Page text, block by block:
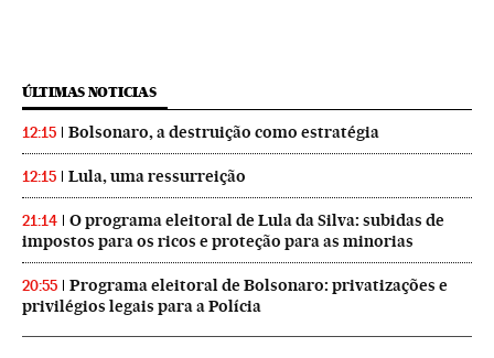
ÚLTIMAS NOTICIAS
12:15 Bolsonaro, a destruição como estratégia
12:15 Lula, uma ressurreição
21:14
O programa eleitoral de Lula da Silva: subidas de
impostos para os ricos e proteção para as minorias
20:55
Programa eleitoral de Bolsonaro: privatizações e
privilégios legais para a Polícia